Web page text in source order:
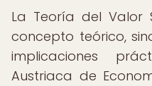
La Teoría del Valor
concepto teórico,
implicaciones
Austriaca de